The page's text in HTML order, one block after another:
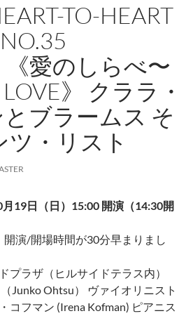
TO-HEART
《愛のしらべ〜
》 クララ・
ブラームス そ
ツ・リスト
19日（日）15:00 開演（14:30開
時間が30分早まりまし
ラザ（ヒルサイドテラス内）
Ohtsu） ヴァイオリニスト
(Irena Kofman) ピアニス